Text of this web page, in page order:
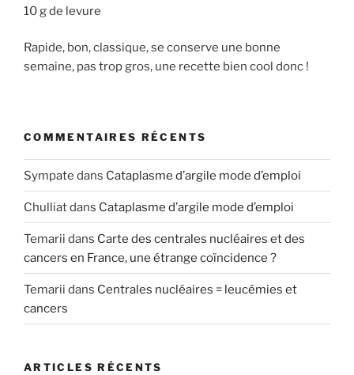
10 g de levure
Rapide, bon, classique, se conserve une bonne
semaine, pas trop gros, une recette bien cool donc !
COMMENTAIRES RÉCENTS
Sympate dans Cataplasme d’argile mode d’emploi
Chulliatdans Cataplasme d’argile mode d’emploi
Temarii dans Carte des centrales nucléaires et des
cancers en France, une étrange coïncidence ?
Temarii dans Centrales nucléaires = leucémies et
cancers
ARTICLES RÉCENTS